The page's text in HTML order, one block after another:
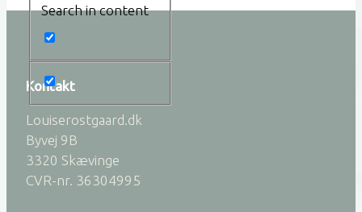
Search in content
Kontakt
Louiserostgaard.dk
Byvej 9B
3320 Skævinge
CVR-nr. 36304995